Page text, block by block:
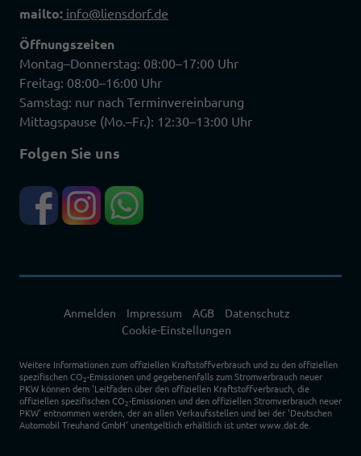
mailto: info@liensdorf.de
Öffnungszeiten
Montag–Donnerstag: 08:00–17:00 Uhr
Freitag: 08:00–16:00 Uhr
Samstag: nur nach Terminvereinbarung
Mittagspause (Mo.–Fr.): 12:30–13:00 Uhr
Folgen Sie uns
Anmelden Impressum AGB
Datenschutz
Cookie-Einstellungen
Weitere Informationen zum offiziellen Kraftstoffverbrauch und zu den offiziellen
spezifischen CO2-Emissionen und gegebenenfalls zum Stromverbrauch neuer
PKW können dem 'Leitfaden über den offiziellen Kraftstoffverbrauch, die
offiziellen spezifischen CO2-Emissionen und den offiziellen Stromverbrauch neuer
PKW' entnommen werden, der an allen Verkaufsstellen und bei der 'Deutschen
Automobil Treuhand GmbH' unentgeltlich erhältlich ist unter www.dat.de.